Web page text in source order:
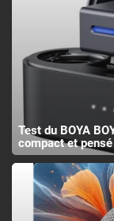
Test du BOYA
compact et